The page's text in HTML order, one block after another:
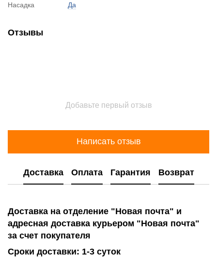
Насадка
Да
Отзывы
Добавьте первый отзыв
Написать отзыв
Доставка Оплата Гарантия Возврат
Доставка на отделение "Новая почта" и
адресная доставка курьером "Новая почта"
за счет покупателя
Сроки доставки: 1-3 суток